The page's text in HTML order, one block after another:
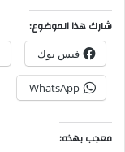
شارك هذا الموضوع:
فيس بوك
WhatsApp
معجب بهذه: